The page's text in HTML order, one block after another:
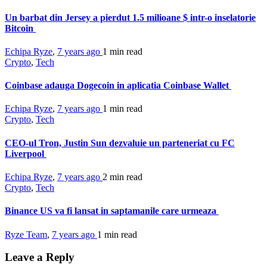
Un barbat din Jersey a pierdut 1.5 milioane $ intr-o inselatorie
Bitcoin
Echipa Ryze, 7 years ago 1 min read
Crypto, Tech
Coinbase adauga Dogecoin in aplicatia Coinbase Wallet
Echipa Ryze, 7 years ago 1 min read
Crypto, Tech
CEO-ul Tron, Justin Sun dezvaluie un parteneriat cu FC
Liverpool
Echipa Ryze, 7 years ago 2 min read
Crypto, Tech
Binance US va fi lansat in saptamanile care urmeaza
Ryze Team, 7 years ago 1 min read
Leave a Reply